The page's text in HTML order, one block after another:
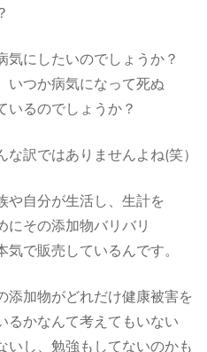
気にしたいのでしょうか？
いつか病気になって死ぬ
いるのでしょうか？
な訳ではありませんよね(笑）
や自分が生活し、生計を
にその添加物バリバリ
気で販売しているんです。
添加物がどれだけ健康被害を
るかなんて考えてもいない
いし、勉強もしてないのかも